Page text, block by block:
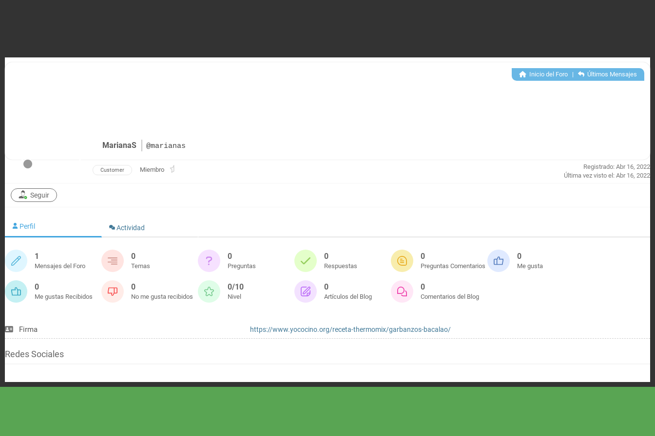
MarianaS @marianas
Inicio del Foro | Últimos Mensajes
Customer Miembro
Registrado: Abr 16, 2022
Última vez visto el: Abr 16, 2022
Seguir
Perfil Actividad
1
Mensajes del Foro
0
Temas
0
Preguntas
0
Respuestas
0
Preguntas Comentarios
0
Me gusta
0
Me gustas Recibidos
0
No me gusta recibidos
0/10
Nivel
0
Artículos del Blog
0
Comentarios del Blog
Firma https://www.yococino.org/receta-thermomix/garbanzos-bacalao/
Redes Sociales